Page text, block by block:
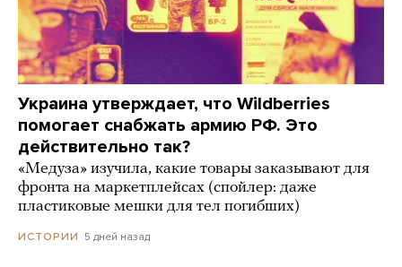
Украина утверждает, что Wildberries
помогает снабжать армию РФ. Это
действительно так?
«Медуза» изучила, какие товары заказывают для
фронта на маркетплейсах (спойлер: даже
пластиковые мешки для тел погибших)
ИСТОРИИ 5 дней назад